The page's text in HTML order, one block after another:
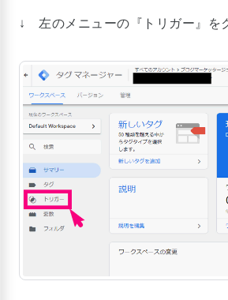
↓ 左のメニューの『トリガー』を